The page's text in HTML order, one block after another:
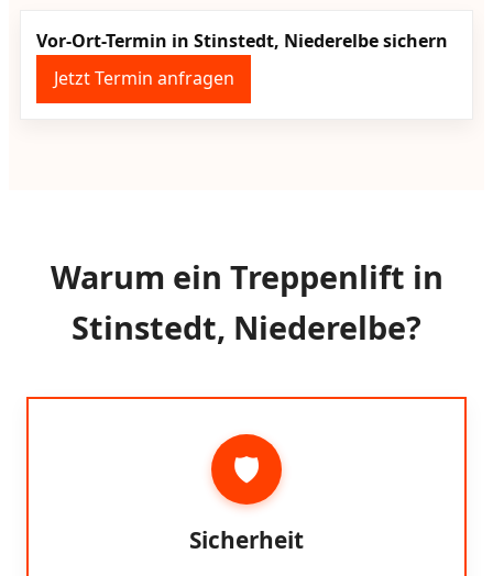
Vor-Ort-Termin in Stinstedt, Niederelbe sichern
Jetzt Termin anfragen
Warum ein Treppenlift in
Stinstedt, Niederelbe?
🛡️
Sicherheit